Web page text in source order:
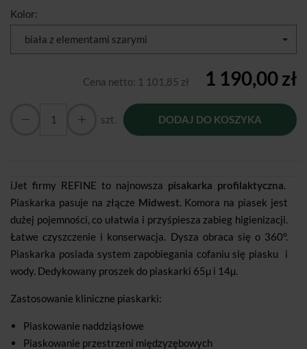
Kolor:
biała z elementami szarymi
Cena netto: 1 101,85 zł 1 190,00 zł
szt. DODAJ DO KOSZYKA
iJet firmy REFINE to najnowsza pisakarka profilaktyczna.
Piaskarka pasuje na złącze Midwest. Komora na piasek jest
dużej pojemności, co ułatwia i przyśpiesza zabieg higienizacji.
Łatwe czyszczenie i konserwacja. Dysza obraca się o 360°.
Piaskarka posiada system zapobiegania cofaniu się piasku i
wody. Dedykowany proszek do piaskarki 65µ i 14µ.
Zastosowanie kliniczne piaskarki:
Piaskowanie naddziąsłowe
Piaskowanie przestrzeni międzyzębowych